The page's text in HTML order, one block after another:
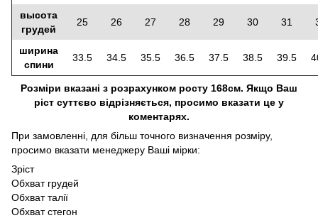
высота
грудей
25 26 27 28 29 30 31
ширина
спини
33.5 34.5 35.5 36.5 37.5 38.5 39.5
Розміри вказані з розрахунком росту 168см. Якщо Ваш
ріст суттєво відрізняється, просимо вказати це у
коментарях.
При замовленні, для більш точного визначення розміру,
просимо вказати менеджеру Ваші мірки:
Зріст
Обхват грудей
Обхват талії
Обхват стегон